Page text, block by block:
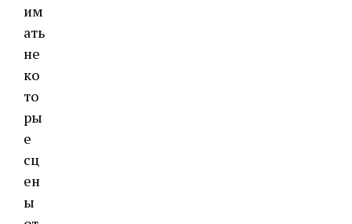
им
ать
не
ко
то
ры
е
сц
ен
ы